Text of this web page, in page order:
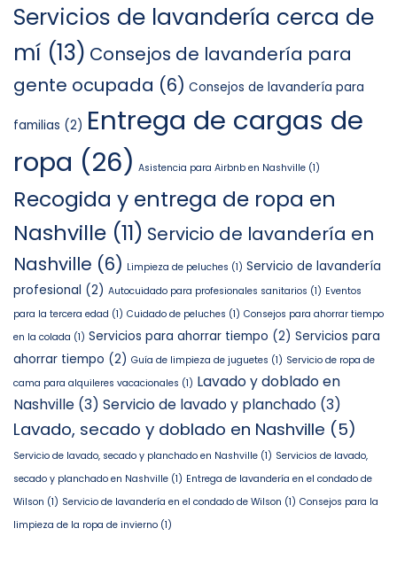
Servicios de lavandería cerca de
mí (13) Consejos de lavandería para
gente ocupada (6) Consejos de lavandería para
familias (2) Entrega de cargas de
ropa (26) Asistencia para Airbnb en Nashville (1)
Recogida y entrega de ropa en
Nashville (11) Servicio de lavandería en
Nashville (6) Limpieza de peluches (1) Servicio de lavandería
profesional (2) Autocuidado para profesionales sanitarios (1) Eventos
para la tercera edad (1) Cuidado de peluches (1) Consejos para ahorrar tiempo
en la colada (1) Servicios para ahorrar tiempo (2) Servicios para
ahorrar tiempo (2) Guía de limpieza de juguetes (1) Servicio de ropa de
cama para alquileres vacacionales (1) Lavado y doblado en
Nashville (3) Servicio de lavado y planchado (3)
Lavado, secado y doblado en Nashville (5)
Servicio de lavado, secado y planchado en Nashville (1) Servicios de lavado,
secado y planchado en Nashville (1) Entrega de lavandería en el condado de
Wilson (1) Servicio de lavandería en el condado de Wilson (1) Consejos para la
limpieza de la ropa de invierno (1)